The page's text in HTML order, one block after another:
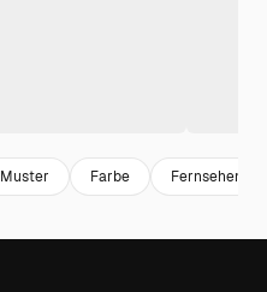
Muster Farbe Fernsehen